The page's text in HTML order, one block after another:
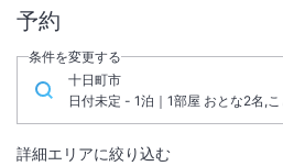
予約
条件を変更する
十日町市
日付未定 - 1泊｜1部屋 おとな2名,
詳細エリアに絞り込む